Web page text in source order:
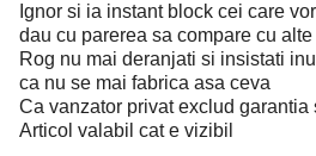
Ignor si ia instant block cei care
dau cu parerea sa compare cu
Rog nu mai deranjati si insistati
ca nu se mai fabrica asa ceva
Ca vanzator privat exclud garantia
Articol valabil cat e vizibil